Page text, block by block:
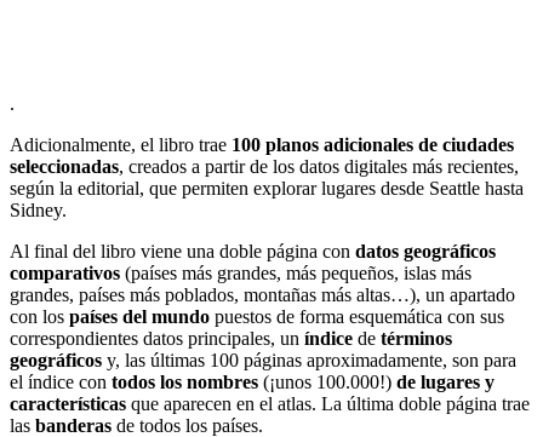
.
Adicionalmente, el libro trae 100 planos adicionales de ciudades
seleccionadas, creados a partir de los datos digitales más recientes,
según la editorial, que permiten explorar lugares desde Seattle hasta
Sidney.
Al final del libro viene una doble página con datos geográficos
comparativos (países más grandes, más pequeños, islas más
grandes, países más poblados, montañas más altas…), un apartado
con los países del mundo puestos de forma esquemática con sus
correspondientes datos principales, un índice de términos
geográficos y, las últimas 100 páginas aproximadamente, son para
el índice con todos los nombres (¡unos 100.000!) de lugares y
características que aparecen en el atlas. La última doble página trae
las banderas de todos los países.